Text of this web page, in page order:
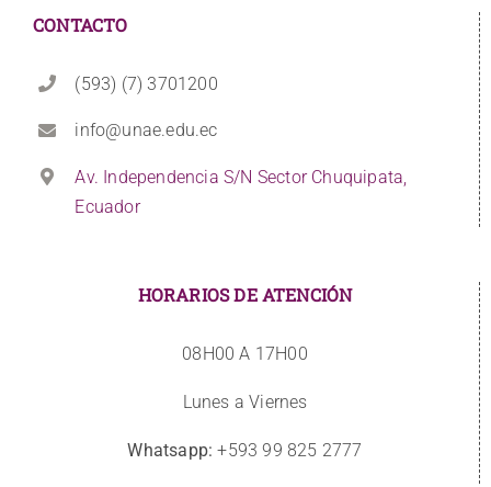
CONTACTO
(593) (7) 3701200
info@unae.edu.ec
Av. Independencia S/N Sector Chuquipata,
Ecuador
HORARIOS DE ATENCIÓN
08H00 A 17H00
Lunes a Viernes
Whatsapp: +593 99 825 2777